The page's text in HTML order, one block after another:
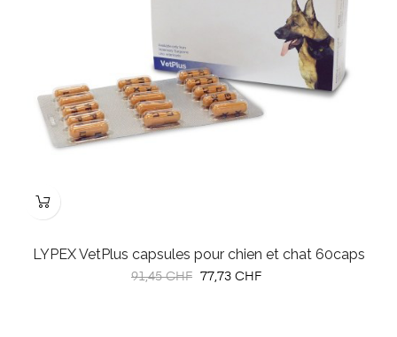
LYPEX VetPlus capsules pour chien et chat 60caps
Prix
91,45 CHF Prix
77,73 CHF